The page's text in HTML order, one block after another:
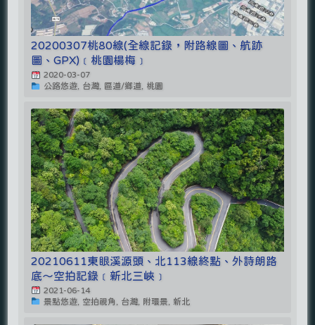
20200307桃80線(全線記錄，附路線圖、航跡
圖、GPX)﹝桃園楊梅﹞
2020-03-07
公路悠遊, 台灣, 區道/鄉道, 桃園
20210611東眼溪源頭、北113線終點、外詩朗路
底～空拍記錄﹝新北三峽﹞
2021-06-14
景點悠遊, 空拍視角, 台灣, 附環景, 新北